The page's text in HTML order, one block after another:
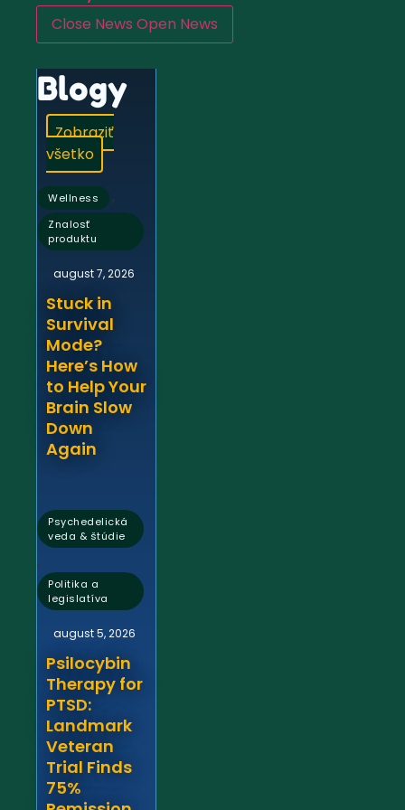
Close News Open News
Blogy
Zobraziť
všetko
Wellness ,
Znalosť
produktu
august 7, 2026
Stuck in
Survival
Mode?
Here’s How
to Help Your
Brain Slow
Down
Again
Psychedelická
veda & štúdie
,
Politika a
legislatíva
august 5, 2026
Psilocybin
Therapy for
PTSD:
Landmark
Veteran
Trial Finds
75%